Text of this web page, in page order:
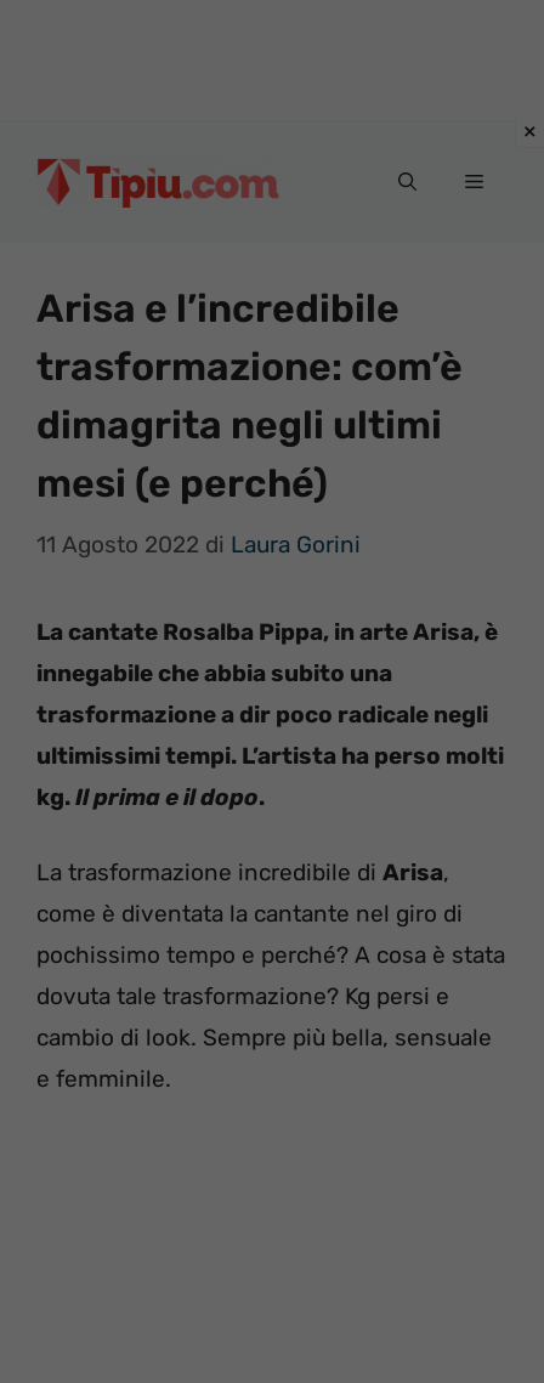
Menu
Arisa e l’incredibile
trasformazione: com’è
dimagrita negli ultimi
mesi (e perché)
11 Agosto 2022 di Laura Gorini
La cantate Rosalba Pippa, in arte Arisa, è
innegabile che abbia subito una
trasformazione a dir poco radicale negli
ultimissimi tempi. L’artista ha perso molti
kg.Il prima e il dopo.
La trasformazione incredibile di Arisa,
come è diventata la cantante nel giro di
pochissimo tempo e perché? A cosa è stata
dovuta tale trasformazione? Kg persi e
cambio di look. Sempre più bella, sensuale
e femminile.